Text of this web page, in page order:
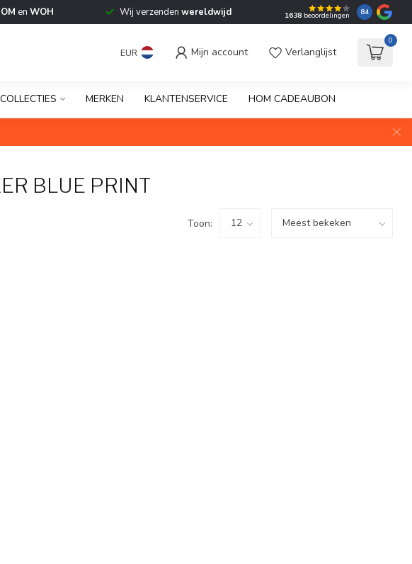
en WOH Wij verzenden wereldwijd 1638 beoordelingen 8.4
EUR Mijn account Verlanglijst
0
COLLECTIES MERKEN KLANTENSERVICE HOM CADEAUBON
BLUE PRINT
Toon: